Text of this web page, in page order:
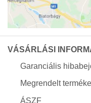
VÁSÁRLÁSI
Garanciális
Megrendelt
ÁSZF